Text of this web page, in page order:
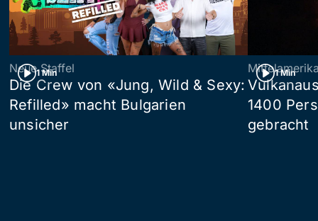
1 Min
Neue Staffel
Die Crew von «Jung, Wild & Sexy:
Refilled» macht Bulgarien
unsicher
1 Min
1400
gebracht